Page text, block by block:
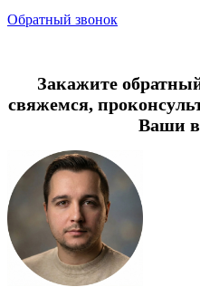
Обратный звонок
Закажите
свяжемся,
Ваши